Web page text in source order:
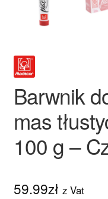
Barwnik
mas
100 g –
59.99zł z Vat